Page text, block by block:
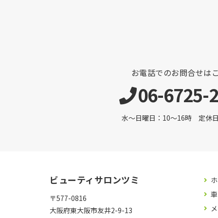
お電話でのお問合せは
06-6725-
水～日曜日：10～16時 定休
ビューティサロンツミ
〒577-0816
大阪府東大阪市友井2-9-13